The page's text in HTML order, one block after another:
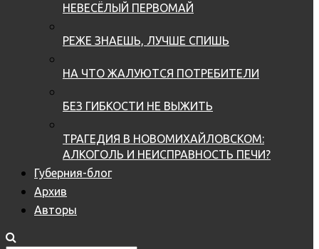
НЕВЕСЁЛЫЙ ПЕРВОМАЙ
РЕЖЕ ЗНАЕШЬ, ЛУЧШЕ СПИШЬ
НА ЧТО ЖАЛУЮТСЯ ПОТРЕБИТЕЛИ
БЕЗ ГИБКОСТИ НЕ ВЫЖИТЬ
ТРАГЕДИЯ В НОВОМИХАЙЛОВСКОМ:
АЛКОГОЛЬ И НЕИСПРАВНОСТЬ ПЕЧИ?
Губерния-блог
Архив
Авторы